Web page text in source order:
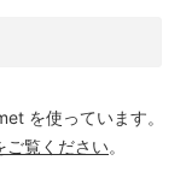
を使っています。
ご覧ください。